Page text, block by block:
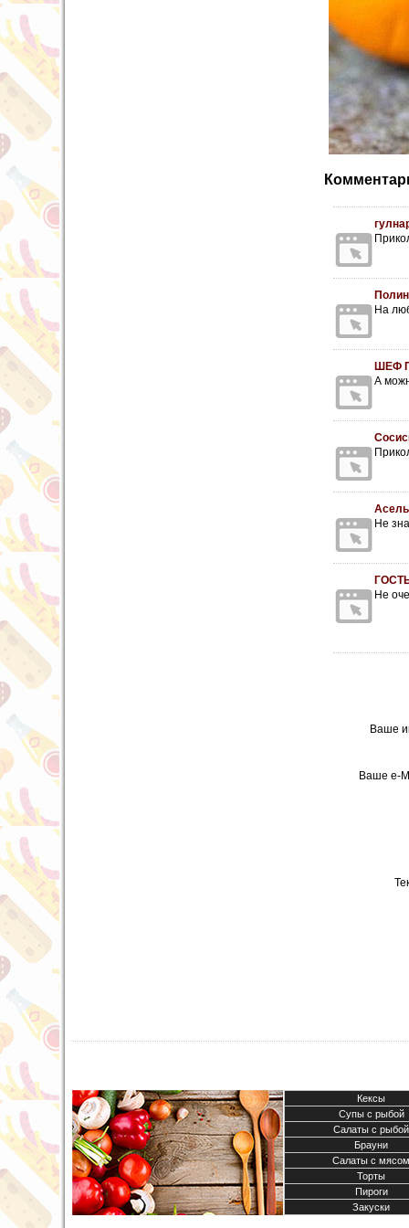
На
ШЕФ
А
Асель
Не
Не
Ваше
Ваше e-
Кексы
Супы с рыбой
Салаты с рыбой
Брауни
Салаты с мясом
Торты
Пироги
Закуски